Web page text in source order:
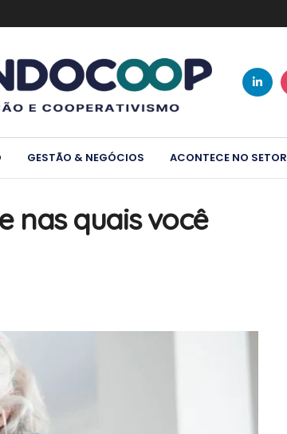
GESTÃO & NEGÓCIOS ACONTECE NO SETOR
nas quais você